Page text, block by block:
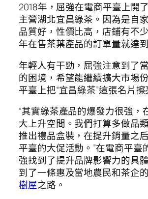
2018年，屈強在電商平臺上開
主營湖北宜昌綠茶。因為是自
品質好，性價比高，店鋪有不
年在售茶葉產品的訂單量就達到
年輕人有干勁，屈強注意到了
的困境，希望能繼續擴大市場
平臺上把“宜昌綠茶”這張名片擦
“其實綠茶產品的爆發力很強，
大上升空間。我們打算多做品
推出禮品盒裝，在提升銷量之
平臺的大促活動。”在電商平臺
強找到了提升品牌影響力的具
到了一條惠及當地農民和茶企
樹屋之路。